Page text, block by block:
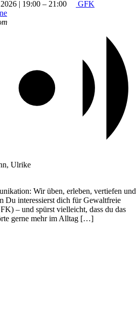
| 19:00 – 21:00
GFK
Ulrike
Wir üben, erleben, vertiefen und
Du interessierst dich für Gewaltfreie
– und spürst vielleicht, dass du das
gerne mehr im Alltag […]